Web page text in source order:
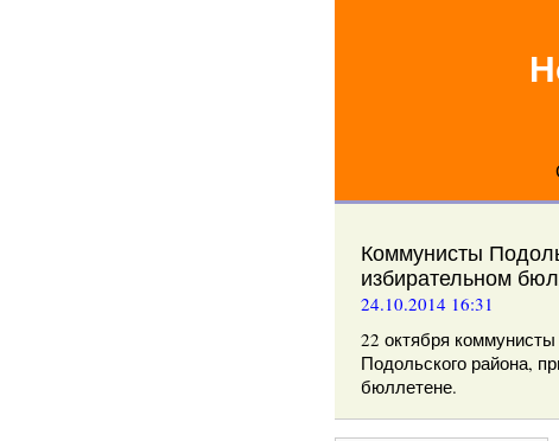
Коммунисты
избирательном
24.10.2014 16:31
22 октября
Подольского района,
бюллетене.